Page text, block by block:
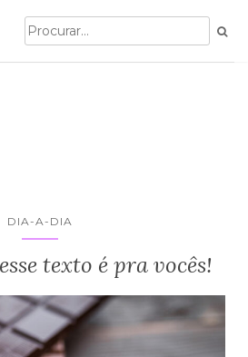
DIA-A-DIA
texto é pra vocês!